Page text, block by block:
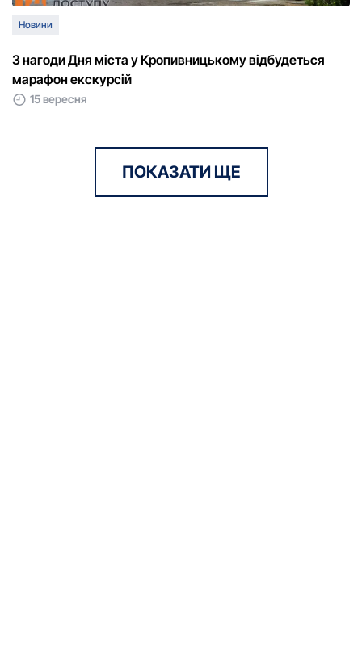
Новини
З нагоди Дня міста у Кропивницькому відбудеться
марафон екскурсій
15 вересня
ПОКАЗАТИ ЩЕ